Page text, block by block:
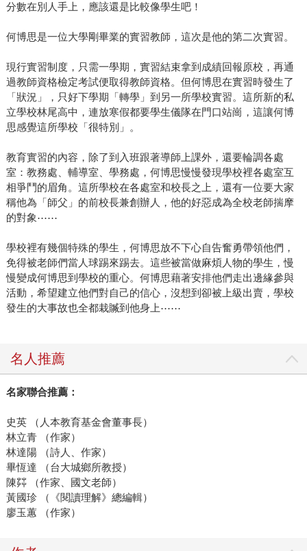
分數在別人手上，應該還是比較像學生吧！
何博思是一位大學剛畢業的實習教師，這次是他的第二次實習。
現行實習制度，只需一學期，實習結束拿到成績回報原校，再通
過教師資格檢定考試便取得教師資格。但何博思在實習時發生了
「狀況」，只好下學期「轉學」到另一所學校實習。這所新的私
立學校林尾高中，連放寒假都要學生儀隊在門口站崗，這讓何博
思感覺這所學校「很特別」。
教育實習的內容，除了到入班跟著導師上課外，還要輪調各處
室：教務處、輔導室、學務處，何博思慢慢發現學校裡各處室互
相爭鬥的眉角。這所學校在各處室和校長之上，還有一位要大家
稱他為「師父」的前校長兼創辦人，他的好惡成為全校老師揣摩
的對象⋯⋯
學校裡有幾個特殊的學生，何博思放不下心自告奮勇帶領他們，
免得被老師們當人球踢來踢去。這些被當做麻煩人物的學生，慢
慢變成何博思到學校的重心。何博思藉著安排他們走出邊緣參與
活動，希望建立他們對自己的信心，沒想到卻被上級出賣，學校
發生的大事故也全都栽贓到他身上⋯⋯
名人推薦
名家聯合推薦：
史英 （人本教育基金會董事長）
林立青 （作家）
林達陽 （詩人、作家）
畢恆達 （台大城鄉所教授）
陳茻 （作家、國文老師）
黃國珍 （《閱讀理解》總編輯）
廖玉蕙 （作家）